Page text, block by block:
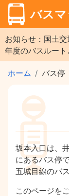
バス
お知らせ：国土
年度のバスルート
ホーム バス停
坂本入口は、
にあるバス停で
五城目線のバ
このページを